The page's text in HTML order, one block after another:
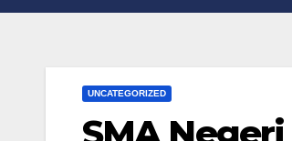
UNCATEGORIZED